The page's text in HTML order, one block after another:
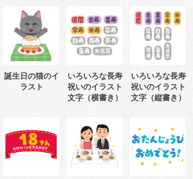
誕生日の猫のイ
ラスト
いろいろな長寿
祝いのイラスト
文字（横書き）
いろいろな長寿
祝いのイラスト
文字（縦書き）